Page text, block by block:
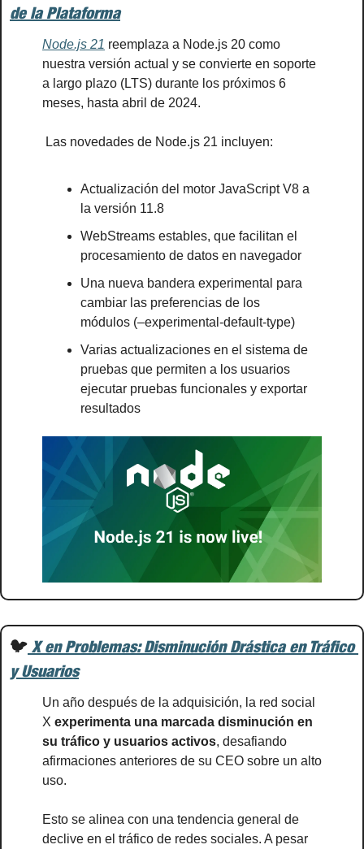
de la Plataforma
Node.js 21 reemplaza a Node.js 20 como
nuestra versión actual y se convierte en soporte
a largo plazo (LTS) durante los próximos 6
meses, hasta abril de 2024.
Las novedades de Node.js 21 incluyen:
Actualización del motor JavaScript V8 a
la versión 11.8
WebStreams estables, que facilitan el
procesamiento de datos en navegador
Una nueva bandera experimental para
cambiar las preferencias de los
módulos (–experimental-default-type)
Varias actualizaciones en el sistema de
pruebas que permiten a los usuarios
ejecutar pruebas funcionales y exportar
resultados
🐦 X en Problemas: Disminución Drástica en Tráfico
y Usuarios
Un año después de la adquisición, la red social
X experimenta una marcada disminución en
su tráfico y usuarios activos, desafiando
afirmaciones anteriores de su CEO sobre un alto
uso.
Esto se alinea con una tendencia general de
declive en el tráfico de redes sociales. A pesar